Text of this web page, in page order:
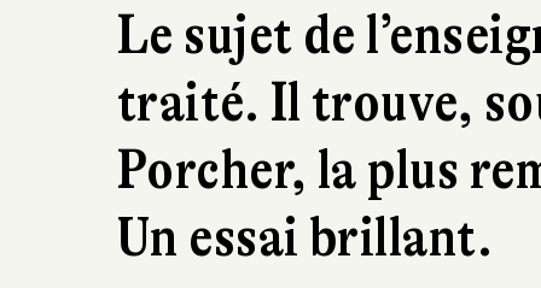
Le sujet de
traité. Il trouve,
Porcher, la plus
Un essai brillant.